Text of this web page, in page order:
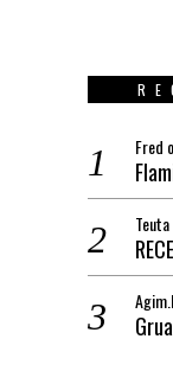
Fred
Teuta